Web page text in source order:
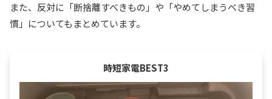
また、反対に「断捨離すべきもの」や「やめてしまうべき習
慣」についてもまとめています。
時短家電BEST3